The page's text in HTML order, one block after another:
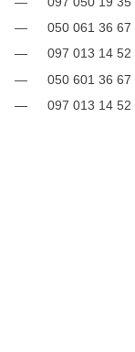
050 061 36 67
097 013 14 52
050 601 36 67
097 013 14 52